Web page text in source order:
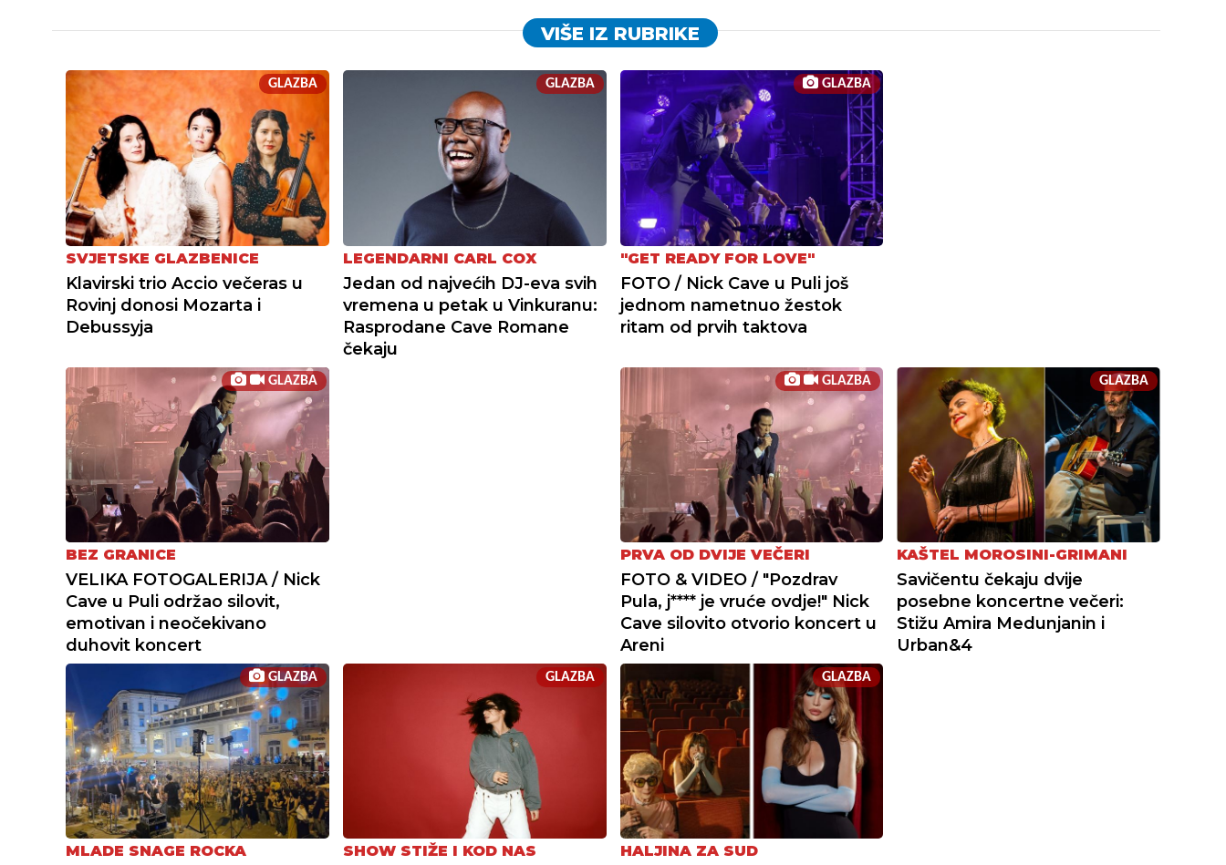
VIŠE IZ RUBRIKE
GLAZBA
SVJETSKE GLAZBENICE
Klavirski trio Accio večeras u
Rovinj donosi Mozarta i
Debussyja
GLAZBA
LEGENDARNI CARL COX
Jedan od najvećih DJ-eva svih
vremena u petak u Vinkuranu:
Rasprodane Cave Romane
čekaju
GLAZBA
"GET READY FOR LOVE"
FOTO / Nick Cave u Puli još
jednom nametnuo žestok
ritam od prvih taktova
GLAZBA
BEZ GRANICE
VELIKA FOTOGALERIJA / Nick
Cave u Puli održao silovit,
emotivan i neočekivano
duhovit koncert
GLAZBA
PRVA OD DVIJE VEČERI
FOTO & VIDEO / "Pozdrav
Pula, j**** je vruće ovdje!" Nick
Cave silovito otvorio koncert u
Areni
GLAZBA
KAŠTEL MOROSINI-GRIMANI
Savičentu čekaju dvije
posebne koncertne večeri:
Stižu Amira Medunjanin i
Urban&4
GLAZBA
MLADE SNAGE ROCKA
GLAZBA
SHOW STIŽE I KOD NAS
GLAZBA
HALJINA ZA SUD